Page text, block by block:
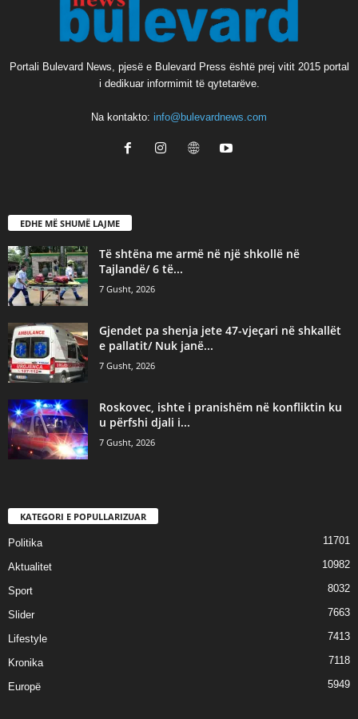
Portali Bulevard News, pjesë e Bulevard Press është prej vitit 2015 portal
i dedikuar informimit të qytetarëve.
Na kontakto: info@bulevardnews.com
EDHE MË SHUMË LAJME
Të shtëna me armë në një shkollë në
Tajlandë/ 6 të...
7 Gusht, 2026
Gjendet pa shenja jete 47-vjeçari në shkallët
e pallatit/ Nuk janë...
7 Gusht, 2026
Roskovec, ishte i pranishëm në konfliktin ku
u përfshi djali i...
7 Gusht, 2026
KATEGORI E POPULLARIZUAR
Politika 11701
Aktualitet 10982
Sport 8032
Slider 7663
Lifestyle 7413
Kronika 7118
Europë 5949